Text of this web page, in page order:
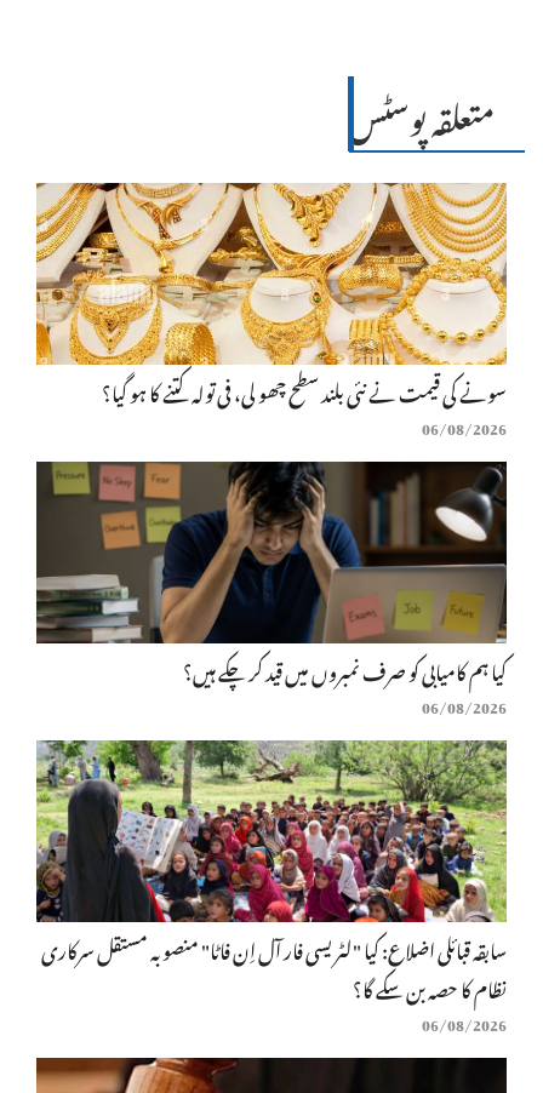
متعلقہ پوسٹس
سونے کی قیمت نے نئی بلند سطح چھو لی، فی تولہ کتنے کا ہو گیا؟
06/08/2026
کیا ہم کامیابی کو صرف نمبروں میں قید کر چکے ہیں؟
06/08/2026
سابقہ قبائلی اضلاع: کیا "لٹریسی فار آل اِن فاٹا" منصوبہ مستقل سرکاری
نظام کا حصہ بن سکے گا؟
06/08/2026